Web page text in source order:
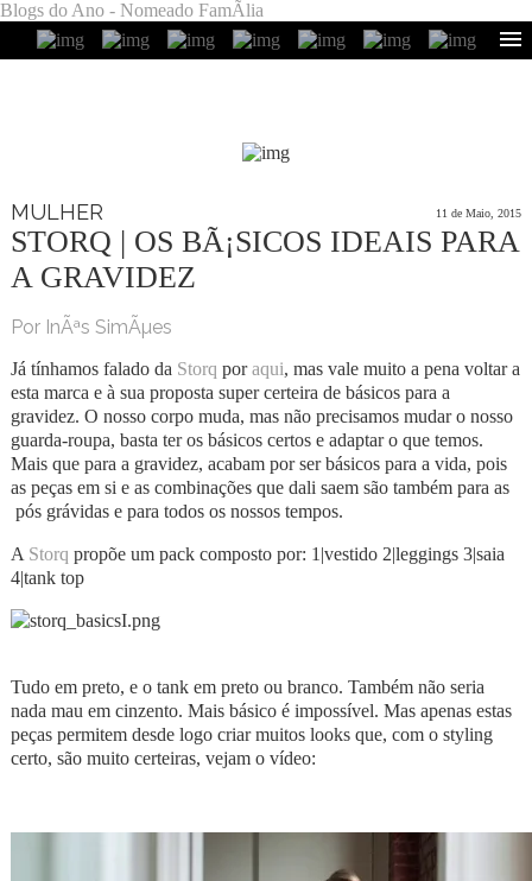
Blogs do Ano - Nomeado FamÃ­lia
MULHER 11 de Maio, 2015
STORQ | OS BÃ¡SICOS IDEAIS PARA
A GRAVIDEZ
Por InÃªs SimÃµes
Já tínhamos falado da Storq poraqui, mas vale muito a pena voltar a
esta marca e à sua proposta super certeira de básicos para a
gravidez. O nosso corpo muda, mas não precisamos mudar o nosso
guarda-roupa, basta ter os básicos certos e adaptar o que temos.
Mais que para a gravidez, acabam por ser básicos para a vida, pois
as peças em si e as combinações que dali saem são também para as
pós grávidas e para todos os nossos tempos.
A Storq propõe um pack composto por: 1|vestido 2|leggings 3|saia
4|tank top
Tudo em preto, e o tank em preto ou branco. Também não seria
nada mau em cinzento. Mais básico é impossível. Mas apenas estas
peças permitem desde logo criar muitos looks que, com o styling
certo, são muito certeiras, vejam o vídeo: